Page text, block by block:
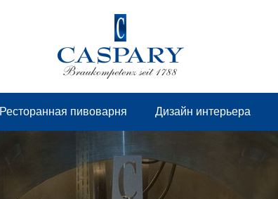
Ресторанная пивоварня Дизайн интерьера